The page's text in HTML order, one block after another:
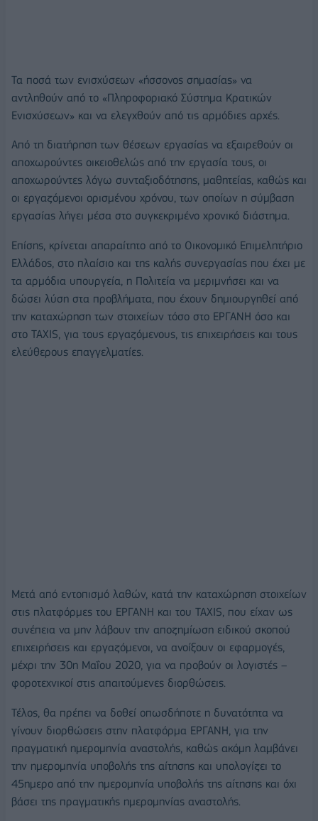
Τα ποσά των ενισχύσεων «ήσσονος σημασίας» να
αντληθούν από το «Πληροφοριακό Σύστημα Κρατικών
Ενισχύσεων» και να ελεγχθούν από τις αρμόδιες αρχές.
Από τη διατήρηση των θέσεων εργασίας να εξαιρεθούν οι
αποχωρούντες οικειοθελώς από την εργασία τους, οι
αποχωρούντες λόγω συνταξιοδότησης, μαθητείας, καθώς και
οι εργαζόμενοι ορισμένου χρόνου, των οποίων η σύμβαση
εργασίας λήγει μέσα στο συγκεκριμένο χρονικό διάστημα.
Επίσης, κρίνεται απαραίτητο από το Οικονομικό Επιμελητήριο
Ελλάδος, στο πλαίσιο και της καλής συνεργασίας που έχει με
τα αρμόδια υπουργεία, η Πολιτεία να μεριμνήσει και να
δώσει λύση στα προβλήματα, που έχουν δημιουργηθεί από
την καταχώρηση των στοιχείων τόσο στο ΕΡΓΑΝΗ όσο και
στο TAXIS, για τους εργαζόμενους, τις επιχειρήσεις και τους
ελεύθερους επαγγελματίες.
Μετά από εντοπισμό λαθών, κατά την καταχώρηση στοιχείων
στις πλατφόρμες του ΕΡΓΑΝΗ και του TAXIS, που είχαν ως
συνέπεια να μην λάβουν την αποζημίωση ειδικού σκοπού
επιχειρήσεις και εργαζόμενοι, να ανοίξουν οι εφαρμογές,
μέχρι την 30η Μαΐου 2020, για να προβούν οι λογιστές –
φοροτεχνικοί στις απαιτούμενες διορθώσεις.
Τέλος, θα πρέπει να δοθεί οπωσδήποτε η δυνατότητα να
γίνουν διορθώσεις στην πλατφόρμα ΕΡΓΑΝΗ, για την
πραγματική ημερομηνία αναστολής, καθώς ακόμη λαμβάνει
την ημερομηνία υποβολής της αίτησης και υπολογίζει το
45ημερο από την ημερομηνία υποβολής της αίτησης και όχι
βάσει της πραγματικής ημερομηνίας αναστολής.